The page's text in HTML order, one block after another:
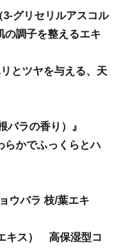
グリセリルアスコル
調子を整えるエキ
とツヤを与える、天
ラの香り）』
らかでふっくらとハ
ウバラ 枝/葉エキ
キス） 高保湿型コ